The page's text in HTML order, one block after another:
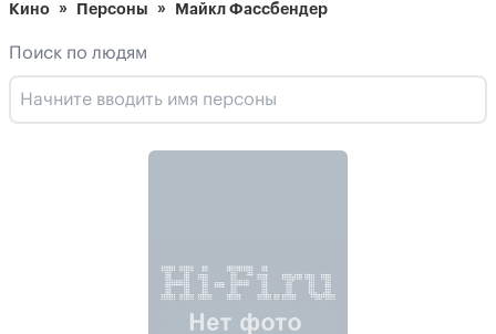
Кино Персоны Майкл Фассбендер
Поиск по людям